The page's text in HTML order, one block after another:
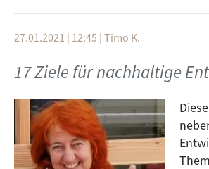
Blocken einer Dokumentation durch
Umweltfolgen durch Bitcoins, was es
App auf sich hat und wieso
Nachrichten sperrt.
Gast: Anja Hirschel
Moderation: Michael Troost
27.01.2021 | 12:45 | Timo K.
17 Ziele für nachhaltige